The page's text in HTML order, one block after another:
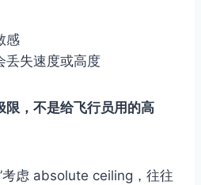
感
丢失速度或高度
限，不是给飞行员用的高
考虑 absolute ceiling，往往